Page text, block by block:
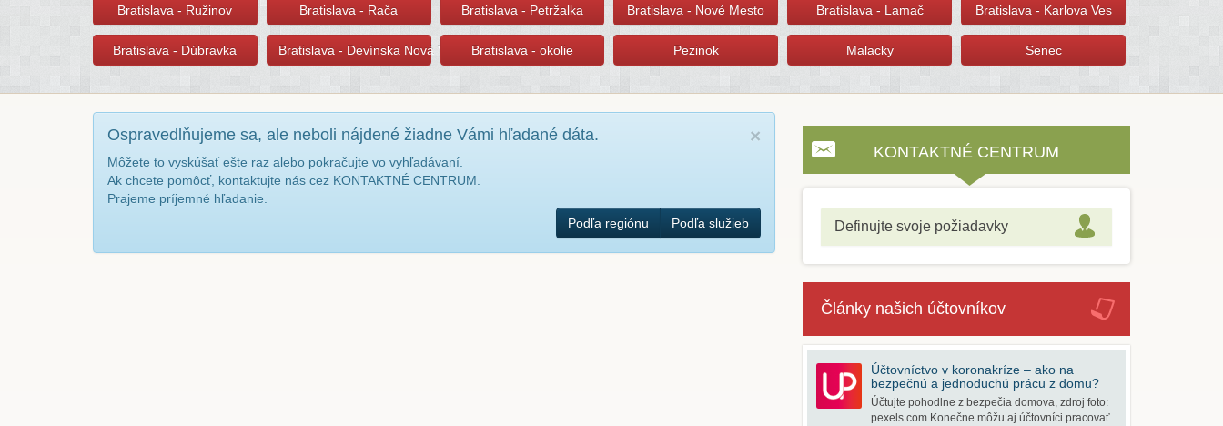
Bratislava - Ružinov Bratislava - Rača Bratislava - Petržalka Bratislava - Nové Mesto Bratislava - Lamač Bratislava - Karlova Ves
Bratislava - Dúbravka Bratislava - Devínska Nová Ves Bratislava - okolie Pezinok Malacky Senec
×
Ospravedlňujeme sa, ale neboli nájdené žiadne Vámi hľadané dáta.
Môžete to vyskúšať ešte raz alebo pokračujte vo vyhľadávaní.
Ak chcete pomôcť, kontaktujte nás cez KONTAKTNÉ CENTRUM.
Prajeme príjemné hľadanie.
Podľa regiónu
Podľa služieb
KONTAKTNÉ CENTRUM
Definujte svoje požiadavky
Články našich účtovníkov
Účtovníctvo v koronakríze – ako na
bezpečnú a jednoduchú prácu z domu?
Účtujte pohodlne z bezpečia domova, zdroj foto:
pexels.com Konečne môžu aj účtovníci pracovať